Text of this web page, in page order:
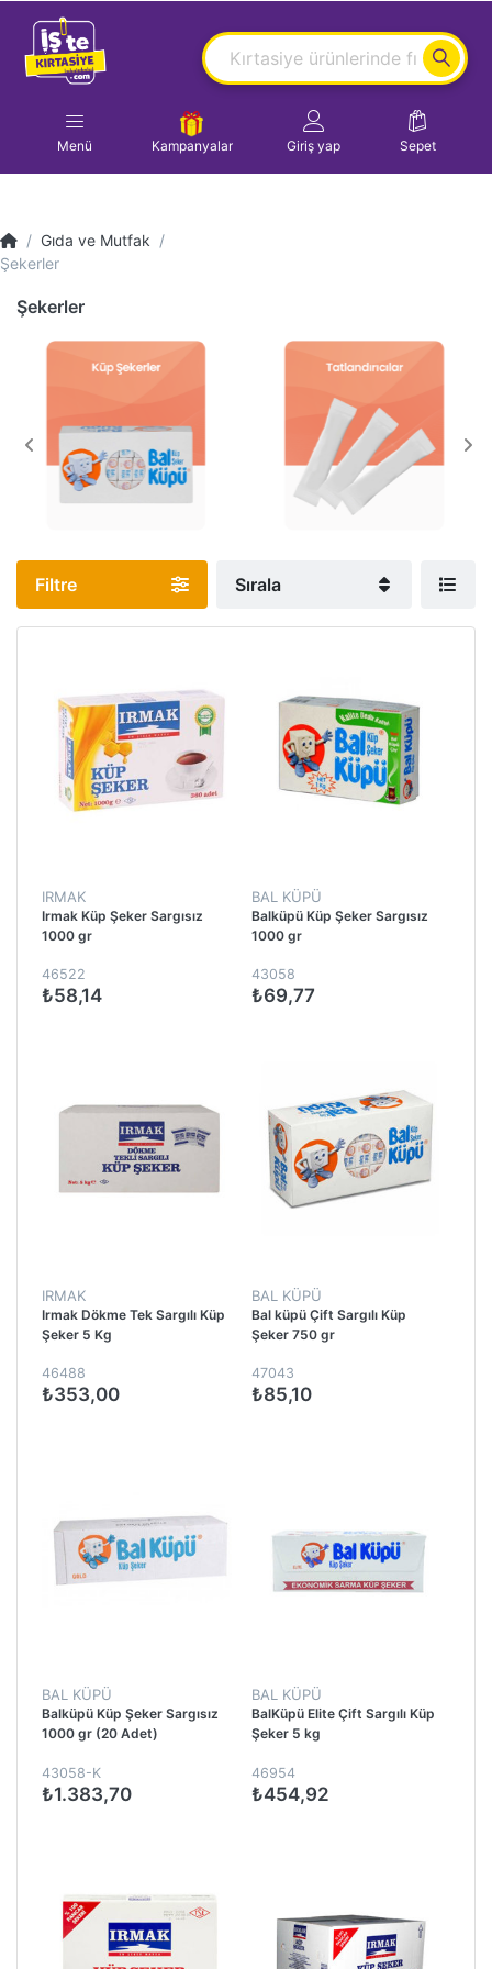
Menü Kampanyalar Giriş yap Sepet
Gıda ve Mutfak
Şekerler
Şekerler
Filtre Sırala
IRMAK
Irmak Küp Şeker Sargısız
1000 gr
46522
₺58,14
BAL KÜPÜ
Balküpü Küp Şeker Sargısız
1000 gr
43058
₺69,77
IRMAK
Irmak Dökme Tek Sargılı Küp
Şeker 5 Kg
46488
₺353,00
BAL KÜPÜ
Bal küpü Çift Sargılı Küp
Şeker 750 gr
47043
₺85,10
BAL KÜPÜ
Balküpü Küp Şeker Sargısız
1000 gr (20 Adet)
43058-K
₺1.383,70
BAL KÜPÜ
BalKüpü Elite Çift Sargılı Küp
Şeker 5 kg
46954
₺454,92